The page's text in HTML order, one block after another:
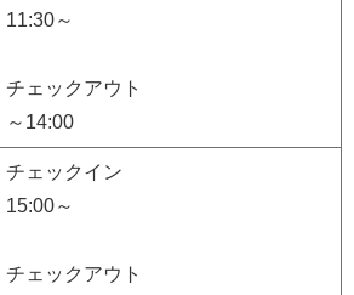
11:30～
チェックアウト
～14:00
チェックイン
15:00～
チェックアウト